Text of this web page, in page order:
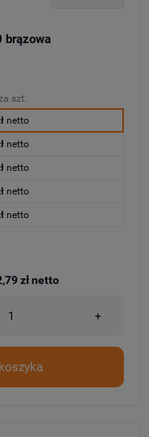
brązowa
szt.
netto
netto
netto
netto
netto
+
złnetto